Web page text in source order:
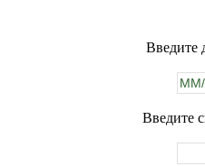
Введите
Введите